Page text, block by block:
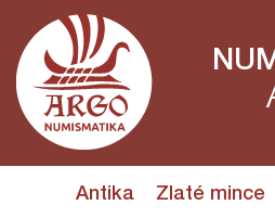
Antika Zlaté mince